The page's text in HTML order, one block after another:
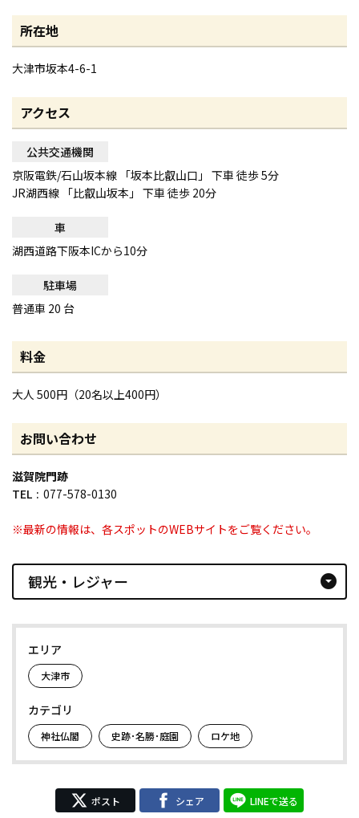
所在地
大津市坂本4-6-1
アクセス
公共交通機関
京阪電鉄/石山坂本線 「坂本比叡山口」 下車 徒歩 5分
JR湖西線 「比叡山坂本」 下車 徒歩 20分
車
湖西道路下阪本ICから10分
駐車場
普通車 20 台
料金
大人 500円（20名以上400円）
お問い合わせ
滋賀院門跡
TEL
077-578-0130
※最新の情報は、各スポットのWEBサイトをご覧ください。
観光・レジャー arrow_drop_down_circle
エリア
大津市
カテゴリ
神社仏閣 史跡･名勝･庭園 ロケ地
ポスト シェア LINEで送る